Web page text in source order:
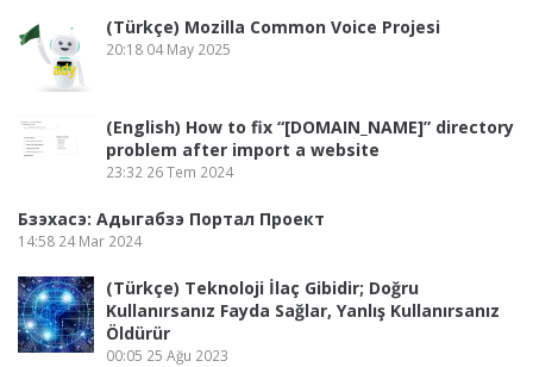
(Türkçe) Mozilla Common Voice Projesi
20:18 04 May 2025
(English) How to fix “[DOMAIN_NAME]” directory
problem after import a website
23:32 26 Tem 2024
Бзэхасэ: Адыгабзэ Портал Проект
14:58 24 Mar 2024
(Türkçe) Teknoloji İlaç Gibidir; Doğru
Kullanırsanız Fayda Sağlar, Yanlış Kullanırsanız
Öldürür
00:05 25 Ağu 2023